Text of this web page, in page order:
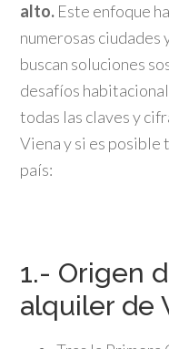
alto. Este enfoque
numerosas ciudades
buscan soluciones
desafíos
todas las claves y
Viena y si es posible
país:
1.- Origen
alquiler de